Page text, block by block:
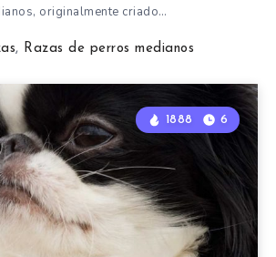
originalmente criado…
, Razas de perros medianos
1888 6